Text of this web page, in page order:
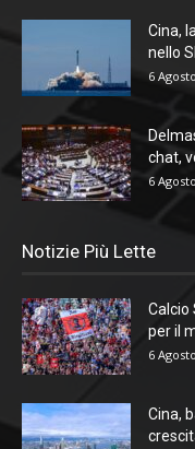
Cina,
nello
6
chat,
6
Notizie Più Lette
Calcio
per il
6
Cina,